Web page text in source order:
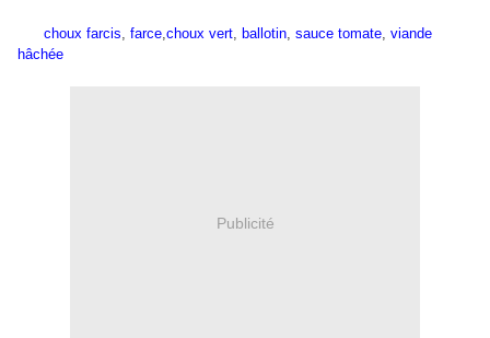
choux farcis, farce,choux vert, ballotin, sauce tomate, viande
hâchée
Publicité